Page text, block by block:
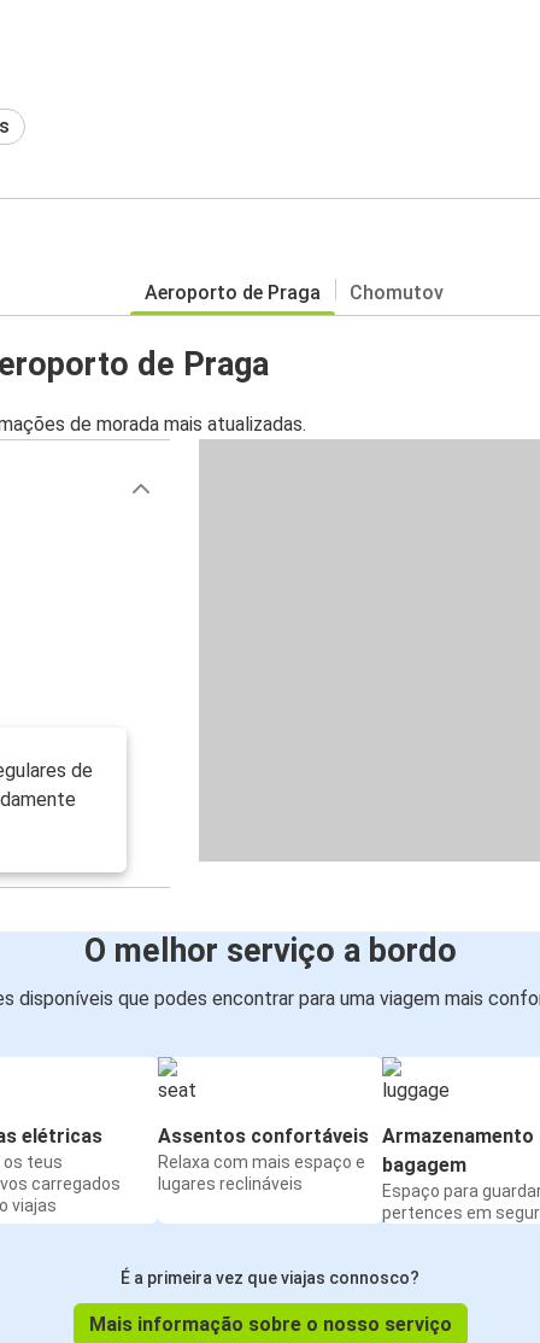
Aeroporto de Praga Chomutov
de Praga
de morada mais atualizadas.
de
O melhor serviço a bordo
disponíveis que podes encontrar para uma viagem mais
elétricas
teus
carregados
viajas
Assentos confortáveis
Relaxa com mais espaço e
lugares reclináveis
Armazenamento
bagagem
Espaço para
pertences em
É a primeira vez que viajas connosco?
Mais informação sobre o nosso serviço